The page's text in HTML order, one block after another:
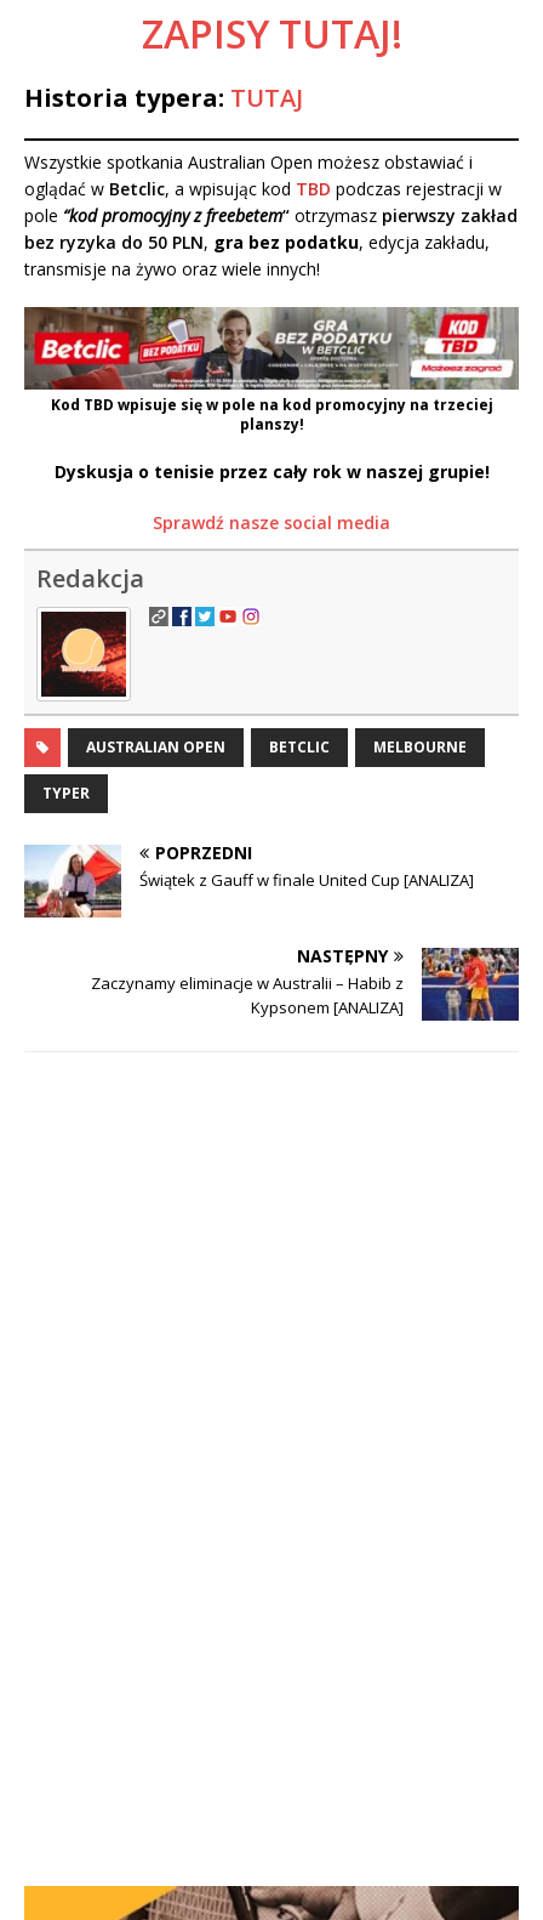
ZAPISY TUTAJ!
Historia typera: TUTAJ
Wszystkie spotkania Australian Open możesz obstawiać i
oglądać w Betclic, a wpisując kod TBD podczas rejestracji w
pole “kod promocyjny z freebetem“ otrzymasz pierwszy zakład
bez ryzyka do 50 PLN, gra bez podatku, edycja zakładu,
transmisje na żywo oraz wiele innych!
Kod TBD wpisuje się w pole na kod promocyjny na trzeciej
planszy!
Dyskusja o tenisie przez cały rok w naszej grupie!
Sprawdź nasze social media
Redakcja
AUSTRALIAN OPEN BETCLIC MELBOURNE
TYPER
POPRZEDNI
Świątek z Gauff w finale United Cup [ANALIZA]
NASTĘPNY
Zaczynamy eliminacje w Australii – Habib z
Kypsonem [ANALIZA]